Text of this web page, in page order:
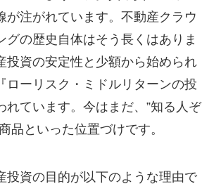
が注がれています。不動産クラウ
グの歴史自体はそう長くはありま
投資の安定性と少額から始められ
ローリスク・ミドルリターンの投
れています。今はまだ、”知る人ぞ
品といった位置づけです。
投資の目的が以下のような理由で